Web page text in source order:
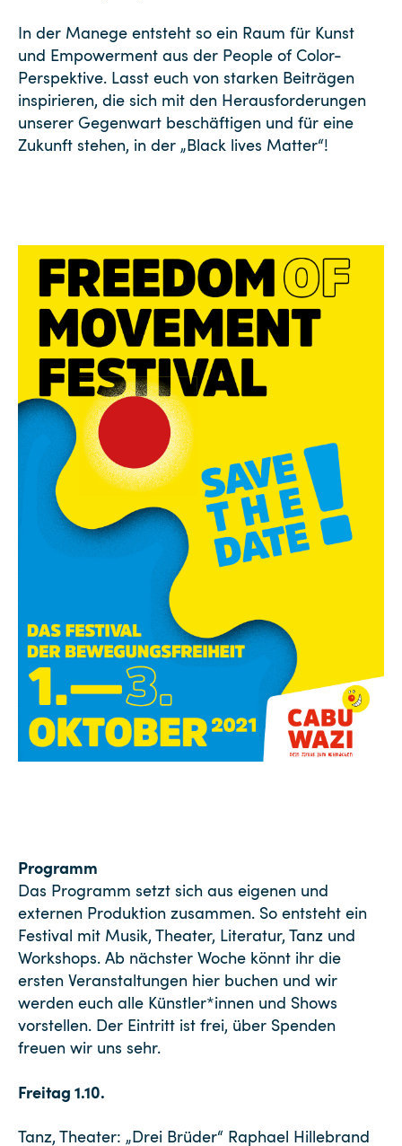
In der Manege entsteht so ein Raum für Kunst
und Empowerment aus der People of Color-
Perspektive. Lasst euch von starken Beiträgen
inspirieren, die sich mit den Herausforderungen
unserer Gegenwart beschäftigen und für eine
Zukunft stehen, in der „Black lives Matter“!
Programm
Das Programm setzt sich aus eigenen und
externen Produktion zusammen. So entsteht ein
Festival mit Musik, Theater, Literatur, Tanz und
Workshops. Ab nächster Woche könnt ihr die
ersten Veranstaltungen hier buchen und wir
werden euch alle Künstler*innen und Shows
vorstellen. Der Eintritt ist frei, über Spenden
freuen wir uns sehr.
Freitag 1.10.
Tanz, Theater: „Drei Brüder“ Raphael Hillebrand